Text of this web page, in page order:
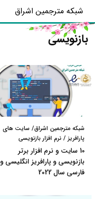
شبکه مترجمین اشراق
بازنویسی
شبکه مترجمین اشراق/ سایت های
پارافریز / نرم افزار بازنویسی
10 سایت و نرم افزار برتر
بازنویسی و پارافریز انگلیسی و
فارسی سال 2022